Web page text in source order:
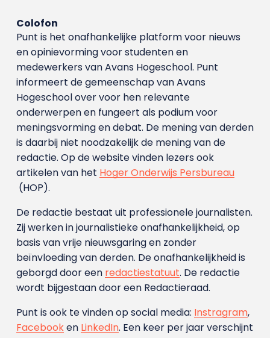
Colofon
Punt is het onafhankelijke platform voor nieuws
en opinievorming voor studenten en
medewerkers van Avans Hoge­school. Punt
informeert de gemeenschap van Avans
Hogeschool over voor hen relevante
onderwerpen en fungeert als podium voor
meningsvorming en debat. De mening van derden
is daarbij niet noodzakelijk de mening van de
redactie. Op de website vinden lezers ook
artikelen van het Hoger Onderwijs Persbureau
(HOP).
De redactie bestaat uit professionele journalisten.
Zij werken in journalistieke onafhankelijkheid, op
basis van vrije nieuwsgaring en zonder
beïnvloeding van derden. De onafhankelijkheid is
geborgd door een redactiestatuut. De redactie
wordt bijgestaan door een Redactieraad.
Punt is ook te vinden op social media: Instragram,
Facebooken LinkedIn. Een keer per jaar verschijnt